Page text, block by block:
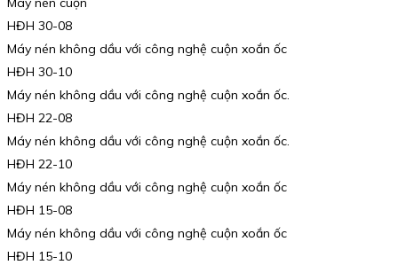
HĐH 30-08
Máy nén không dầu với công nghệ cuộn xoắn ốc
HĐH 30-10
Máy nén không dầu với công nghệ cuộn xoắn ốc.
HĐH 22-08
Máy nén không dầu với công nghệ cuộn xoắn ốc.
HĐH 22-10
Máy nén không dầu với công nghệ cuộn xoắn ốc
HĐH 15-08
Máy nén không dầu với công nghệ cuộn xoắn ốc
HĐH 15-10